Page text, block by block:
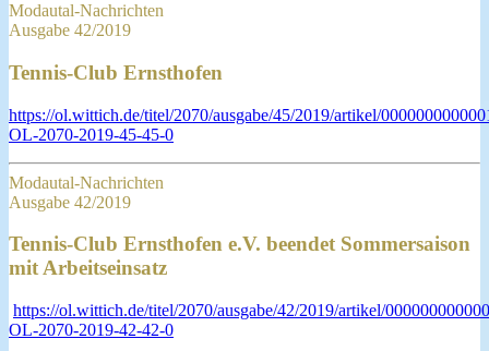
Modautal-Nachrichten
Ausgabe 42/2019
Tennis-Club Ernsthofen
https://ol.wittich.de/titel/2070/ausgabe/45/2019/artikel/
OL-2070-2019-45-45-0
Modautal-Nachrichten
Ausgabe 42/2019
Tennis-Club Ernsthofen e.V. beendet Sommersaison
mit Arbeitseinsatz
https://ol.wittich.de/titel/2070/ausgabe/42/2019/artikel/
OL-2070-2019-42-42-0